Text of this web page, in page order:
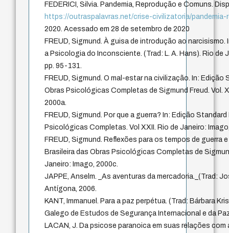
FEDERICI, Silvia. Pandemia, Reprodução e Comuns.
https://outraspalavras.net/crise-civilizatoria/
2020. Acessado em 28 de setembro de 2020
FREUD, Sigmund. À guisa de introdução ao narcisismo.
a Psicologia do Inconsciente. (Trad: L. A. Hans). Rio de
pp. 95-131.
FREUD, Sigmund. O mal-estar na civilização. In: Edição
Obras Psicológicas Completas de Sigmund Freud. Vol.
2000a.
FREUD, Sigmund. Por que a guerra? In: Edição
Psicológicas Completas. Vol XXII. Rio de Janeiro:
FREUD, Sigmund. Reflexões para os tempos de guerra
Brasileira das Obras Psicológicas Completas de
Janeiro: Imago, 2000c.
JAPPE, Anselm. _As aventuras da mercadoria._(Trad:
Antígona, 2006.
KANT, Immanuel. Para a paz perpétua. (Trad: Bárbara
Galego de Estudos de Segurança Internacional e da
LACAN, J. Da psicose paranoica em suas relações com